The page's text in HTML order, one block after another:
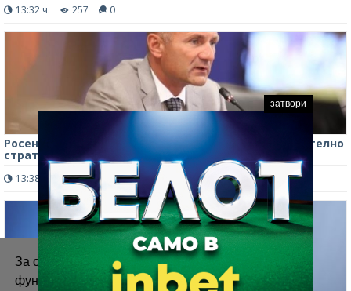
За осигуряване на правилното
функциониране на уебсайта ние използваме
13:32 ч. 257 0
Росен Христов: Договорът с "Боташ" е от изключително
стратегическо значение за България
13:38 ч. 645 0
затвори